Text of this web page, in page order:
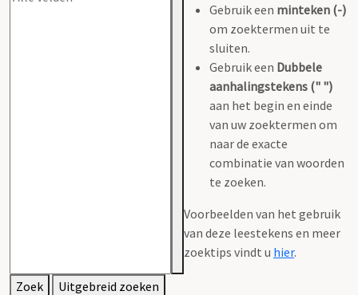
Gebruik een minteken (-)
om zoektermen uit te
sluiten.
Gebruik een Dubbele
aanhalingstekens (" ")
aan het begin en einde
van uw zoektermen om
naar de exacte
combinatie van woorden
te zoeken.
Voorbeelden van het gebruik
van deze leestekens en meer
zoektips vindt u hier.
Zoek
Uitgebreid zoeken